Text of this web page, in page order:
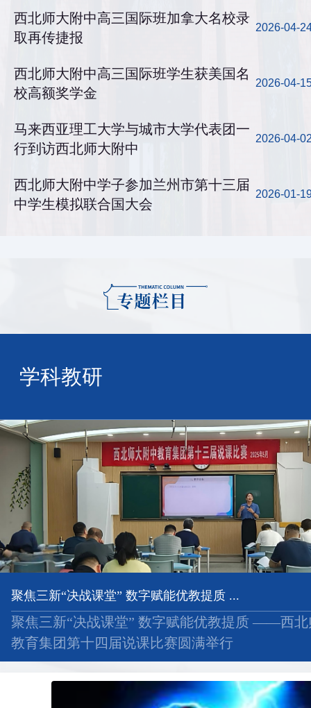
西北师大附中高三国际班加拿大名校录
取再传捷报
2026-04-
西北师大附中高三国际班学生获美国名
校高额奖学金
2026-04-
马来西亚理工大学与城市大学代表团一
行到访西北师大附中
2026-04-
西北师大附中学子参加兰州市第十三届
中学生模拟联合国大会
2026-01-
学科教研
聚焦三新“决战课堂” 数字赋能优教提质 ...
聚焦三新“决战课堂” 数字赋能优教提质 ——西北
教育集团第十四届说课比赛圆满举行